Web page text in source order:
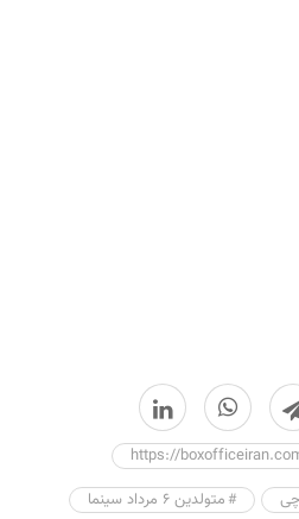
https://
متولدین 6 مرداد سینما